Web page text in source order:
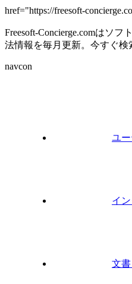
href="https://freesoft-
Freesoft-Concierge.comはソ
法情報を毎月更新。今すぐ検
navcon
ユ
イ
文